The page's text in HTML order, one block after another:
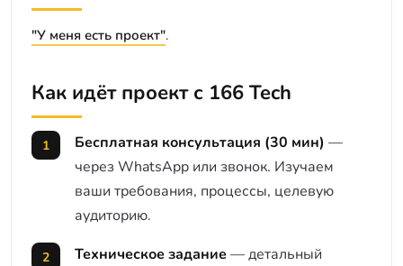
"У меня есть проект".
Как идёт проект с 166 Tech
Бесплатная консультация (30 мин) —
через WhatsApp или звонок. Изучаем
ваши требования, процессы, целевую
аудиторию.
Техническое задание— детальный